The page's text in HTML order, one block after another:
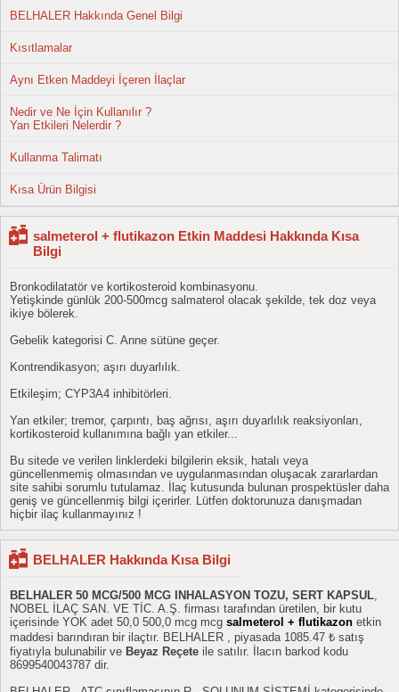
BELHALER Hakkında Genel Bilgi
Kısıtlamalar
Aynı Etken Maddeyi İçeren İlaçlar
Nedir ve Ne İçin Kullanılır ?
Yan Etkileri Nelerdir ?
Kullanma Talimatı
Kısa Ürün Bilgisi
salmeterol + flutikazon Etkin Maddesi Hakkında Kısa
Bilgi
Bronkodilatatör ve kortikosteroid kombinasyonu.
Yetişkinde günlük 200-500mcg salmaterol olacak şekilde, tek doz veya
ikiye bölerek.
Gebelik kategorisi C. Anne sütüne geçer.
Kontrendikasyon; aşırı duyarlılık.
Etkileşim; CYP3A4 inhibitörleri.
Yan etkiler; tremor, çarpıntı, baş ağrısı, aşırı duyarlılık reaksiyonları,
kortikosteroid kullanımına bağlı yan etkiler...
Bu sitede ve verilen linklerdeki bilgilerin eksik, hatalı veya
güncellenmemiş olmasından ve uygulanmasından oluşacak zararlardan
site sahibi sorumlu tutulamaz. İlaç kutusunda bulunan prospektüsler daha
geniş ve güncellenmiş bilgi içerirler. Lütfen doktorunuza danışmadan
hiçbir ilaç kullanmayınız !
BELHALER Hakkında Kısa Bilgi
BELHALER 50 MCG/500 MCG INHALASYON TOZU, SERT KAPSUL,
NOBEL İLAÇ SAN. VE TİC. A.Ş. firması tarafından üretilen, bir kutu
içerisinde YOK adet 50,0 500,0 mcg mcg salmeterol + flutikazon etkin
maddesi barındıran bir ilaçtır. BELHALER , piyasada 1085.47 ₺ satış
fiyatıyla bulunabilir ve Beyaz Reçete ile satılır. İlacın barkod kodu
8699540043787 dir.